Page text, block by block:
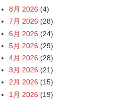
8月 2026 (4)
7月 2026 (28)
6月 2026 (24)
5月 2026 (29)
4月 2026 (28)
3月 2026 (21)
2月 2026 (15)
1月 2026 (19)